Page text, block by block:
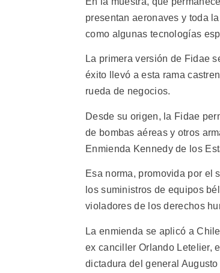
presentan aeronaves y toda
como algunas tecnologías
La primera versión de Fidae
éxito llevó a esta rama
rueda de negocios.
Desde su origen, la Fidae
de bombas aéreas y otros
Enmienda Kennedy de los
Esa norma, promovida por el
los suministros de equipos
violadores de los derechos
La enmienda se aplicó a
ex canciller Orlando Letelier,
dictadura del general